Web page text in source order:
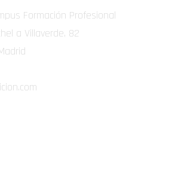
Formación Profesional
a Villaverde, 82